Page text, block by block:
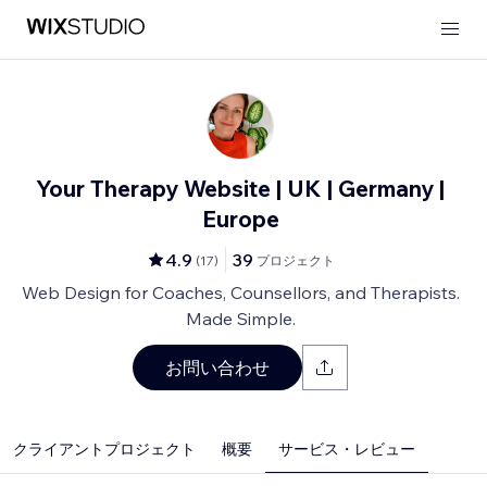
Your Therapy Website | UK | Germany |
Europe
4.9 (17) 39 プロジェクト
Web Design for Coaches, Counsellors, and Therapists.
Made Simple.
お問い合わせ
クライアントプロジェクト 概要 サービス・レビュー